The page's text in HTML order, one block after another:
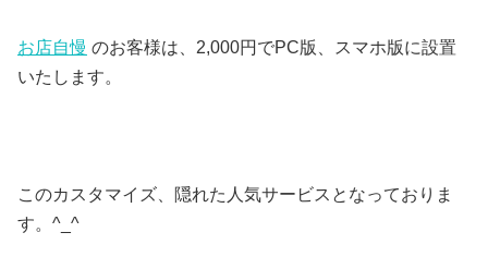
お店自慢 のお客様は、2,000円でPC版、スマホ版に設置
いたします。
このカスタマイズ、隠れた人気サービスとなっておりま
す。^_^